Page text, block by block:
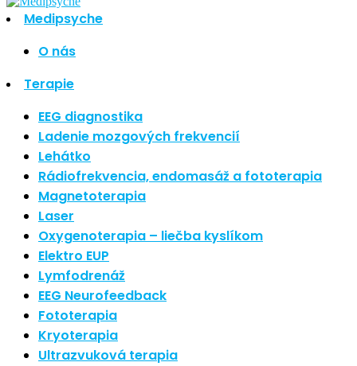
Medipsyche
O nás
Terapie
EEG diagnostika
Ladenie mozgových frekvencií
Lehátko
Rádiofrekvencia, endomasáž a fototerapia
Magnetoterapia
Laser
Oxygenoterapia – liečba kyslíkom
Elektro EUP
Lymfodrenáž
EEG Neurofeedback
Fototerapia
Kryoterapia
Ultrazvuková terapia
Hľadať
Najnovšie články
Nové polarizované svetlo
So psoriázou netreba žiť
Rozšírenie služieb
Hudba a vývoj mozgu
Najnovšie komentáre
Žiadne komentáre na zobrazenie.
Archív
september 2021